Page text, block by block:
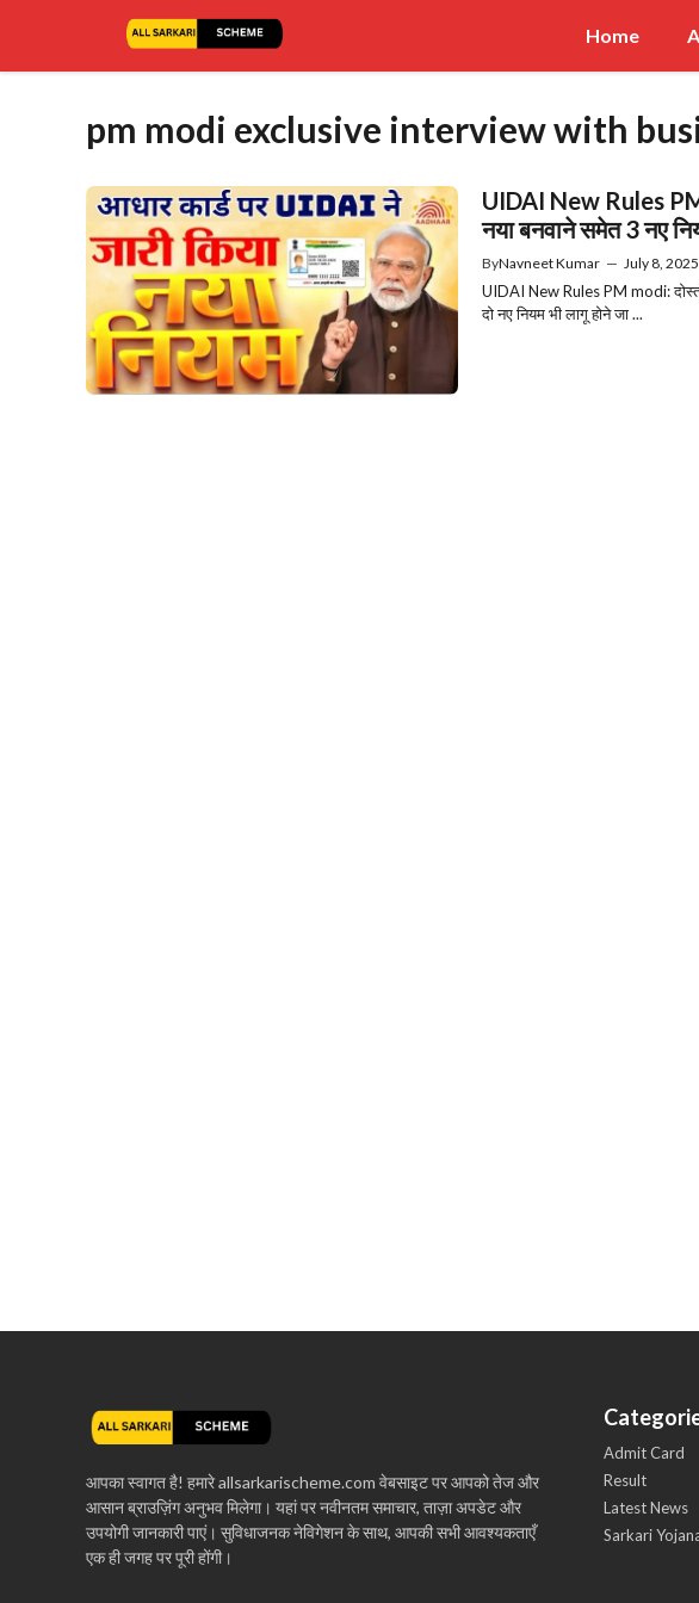
content
Home
pm modi exclusive interview with
UIDAI New Rules
नया बनवाने समेत 3 नए
ByNavneet Kumar — July 8, 2025
UIDAI New Rules PM modi:
दो नए नियम भी लागू होने जा ...
आपका स्वागत है! हमारे allsarkarischeme.com वेबसाइट पर आपको तेज और
आसान ब्राउज़िंग अनुभव मिलेगा। यहां पर नवीनतम समाचार, ताज़ा अपडेट और
उपयोगी जानकारी पाएं। सुविधाजनक नेविगेशन के साथ, आपकी सभी आवश्यकताएँ
एक ही जगह पर पूरी होंगी।
Admit Card
Result
Latest News
Sarkari